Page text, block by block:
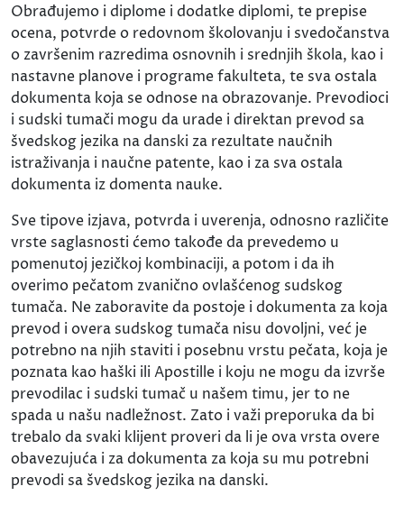
Obrađujemo i diplome i dodatke diplomi, te prepise
ocena, potvrde o redovnom školovanju i svedočanstva
o završenim razredima osnovnih i srednjih škola, kao i
nastavne planove i programe fakulteta, te sva ostala
dokumenta koja se odnose na obrazovanje. Prevodioci
i sudski tumači mogu da urade i direktan prevod sa
švedskog jezika na danski za rezultate naučnih
istraživanja i naučne patente, kao i za sva ostala
dokumenta iz domenta nauke.
Sve tipove izjava, potvrda i uverenja, odnosno različite
vrste saglasnosti ćemo takođe da prevedemo u
pomenutoj jezičkoj kombinaciji, a potom i da ih
overimo pečatom zvanično ovlašćenog sudskog
tumača. Ne zaboravite da postoje i dokumenta za koja
prevod i overa sudskog tumača nisu dovoljni, već je
potrebno na njih staviti i posebnu vrstu pečata, koja je
poznata kao haški ili Apostille i koju ne mogu da izvrše
prevodilac i sudski tumač u našem timu, jer to ne
spada u našu nadležnost. Zato i važi preporuka da bi
trebalo da svaki klijent proveri da li je ova vrsta overe
obavezujuća i za dokumenta za koja su mu potrebni
prevodi sa švedskog jezika na danski.